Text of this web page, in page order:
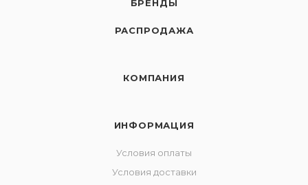
БРЕНДЫ
РАСПРОДАЖА
КОМПАНИЯ
ИНФОРМАЦИЯ
Условия оплаты
Условия доставки